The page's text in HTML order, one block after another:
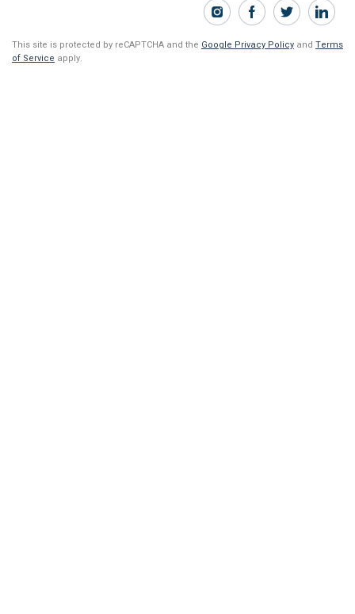
This site is protected by reCAPTCHA and the Google Privacy Policy and Terms
of Service apply.